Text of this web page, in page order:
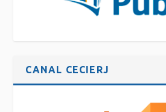
CANAL CECIERJ